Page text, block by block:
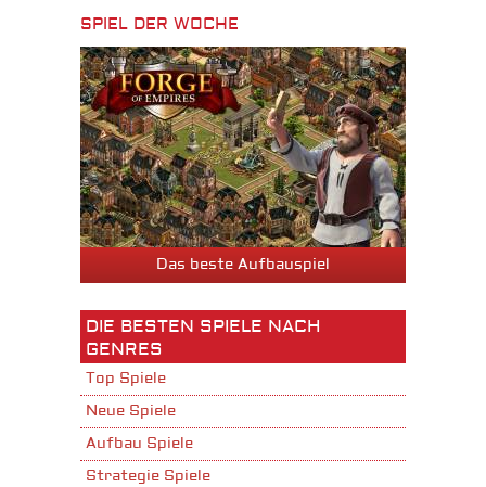
SPIEL DER WOCHE
Das beste Aufbauspiel
DIE BESTEN SPIELE NACH
GENRES
Top Spiele
Neue Spiele
Aufbau Spiele
Strategie Spiele